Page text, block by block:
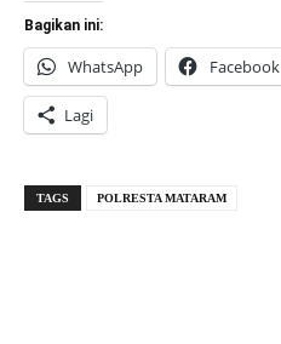
Bagikan ini:
WhatsApp Facebook
Lagi
TAGS POLRESTA MATARAM